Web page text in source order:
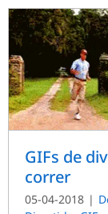
GIFs de
correr
05-04-2018 |